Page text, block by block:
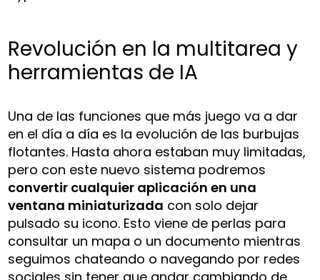
Revolución en la multitarea y
herramientas de IA
Una de las funciones que más juego va a dar
en el día a día es la evolución de las burbujas
flotantes. Hasta ahora estaban muy limitadas,
pero con este nuevo sistema podremos
convertir cualquier aplicación en una
ventana miniaturizada con solo dejar
pulsado su icono. Esto viene de perlas para
consultar un mapa o un documento mientras
seguimos chateando o navegando por redes